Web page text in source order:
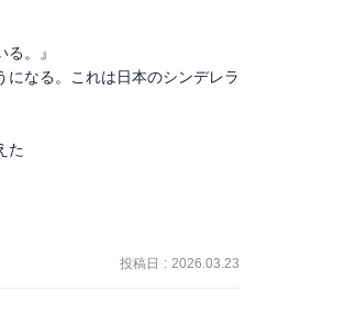
。』
なる。これは日本のシンデレラ
た
ほしい、と』
投稿日 : 2026.03.23